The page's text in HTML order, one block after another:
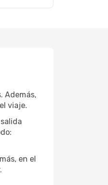
Además,
viaje.
en el